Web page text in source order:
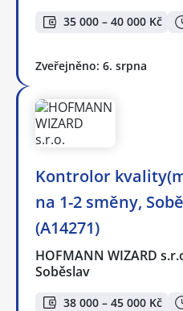
35 000 – 40 000 Kč
Zveřejněno: 6. srpna
Kontrolor
na 1-2 směny,
(A14271)
HOFMANN WIZARD
Soběslav
38 000 – 45 000 Kč